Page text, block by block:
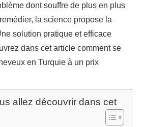
dont souffre de plus en plus
la science propose la
solution pratique et efficace
dans cet article comment se
en Turquie à un prix
allez découvrir dans cet